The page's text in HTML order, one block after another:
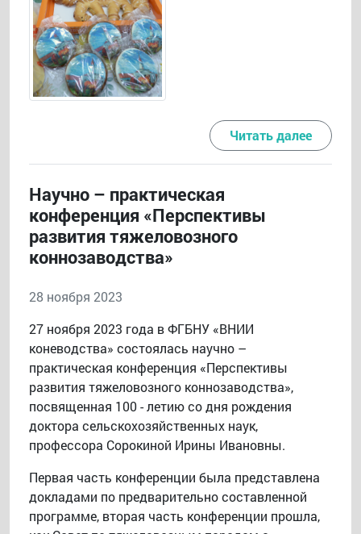
Читать далее
Научно – практическая
конференция «Перспективы
развития тяжеловозного
коннозаводства»
28 ноября 2023
27 ноября 2023 года в ФГБНУ «ВНИИ
коневодства» состоялась научно –
практическая конференция «Перспективы
развития тяжеловозного коннозаводства»,
посвященная 100 - летию со дня рождения
доктора сельскохозяйственных наук,
профессора Сорокиной Ирины Ивановны.
Первая часть конференции была представлена
докладами по предварительно составленной
программе, вторая часть конференции прошла,